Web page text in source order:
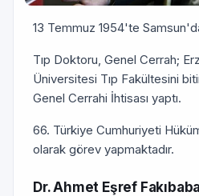
13 Temmuz 1954'te
Tıp Doktoru, Genel Cerrah;
Üniversitesi Tıp Fakültesini
Genel Cerrahi İhtisası yaptı.
66. Türkiye Cumhuriyeti
olarak görev yapmaktadır.
Dr. Ahmet Eşref